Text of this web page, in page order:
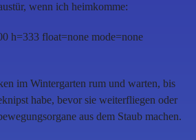
wenn ich heimkomme:
h=333 float=none mode=none
im Wintergarten rum und warten, bis
habe, bevor sie weiterfliegen oder
aus dem Staub machen.